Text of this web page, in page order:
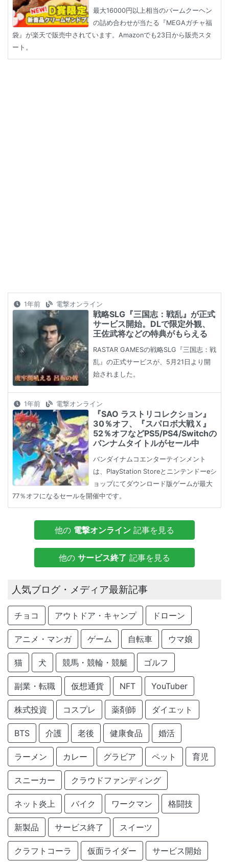
最大16000円以上相当のバームクーヘン
の詰め合わせが当たる『MEGAガチャ福
袋』が楽天で販売中されています。Amazonでも23日から販売スタ
ート。
1年前 電撃オンライン
戦略SLG『三国志：戦乱』が正式
サービス開始。DLで限定外観、
王佐武将などの特典がもらえる
RASTAR GAMESの戦略SLG『三国志：戦
乱』の正式サービスが、5月21日より開
始されました。
1年前 電撃オンライン
『SAO ラストリコレクション』
30％オフ、『スパロボ大戦Ｘ』
52％オフなどPS5/PS4/Switchの
バンナムタイトルがセール中
バンダイナムコエンターテインメント
は、PlayStation Storeとニンテンドーeシ
ョップにてダウンロード版ゲームが最大
77％オフになるセールを開催中です。
他の 電撃オンライン 記事を見る
他の サービス終了 記事を見る
人気ブログ・メディア最新記事
チョコ アウトドア・キャンプ ドローン
アニメ・マンガ ゲーム 自転車 ウマ娘
猫 犬 競馬・競輪・競艇 ゴルフ
副業・転職 仮想通貨 NFT YouTuber
株式投資 コスプレ 薬剤師 ダイエット
BTS 介護 老後 健康食品 婚活
ラーメン カレー グラビア ペット 育児
スニーカー クラウドファンディング
ネット炎上 バイク ワークマン 格闘技
新製品 サービス終了 スイーツ
クラフトコーラ 仮面ライダー サービス開始